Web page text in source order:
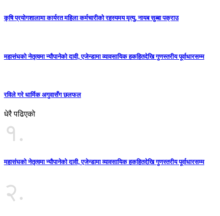
कृषि प्रयोगशालामा कार्यरत महिला कर्मचारीको रहस्यमय मृत्यु, नायब सुब्बा पक्राउ
महासंघको नेतृत्वमा न्यौपानेको दावी, एजेन्डामा व्यावसायिक हकहितदेखि गुणस्तरीय पूर्वाधारसम्म
रविले गरे धार्मिक अगुवासँग छलफल
धेरै पढिएको
१.
महासंघको नेतृत्वमा न्यौपानेको दावी, एजेन्डामा व्यावसायिक हकहितदेखि गुणस्तरीय पूर्वाधारसम्म
२.